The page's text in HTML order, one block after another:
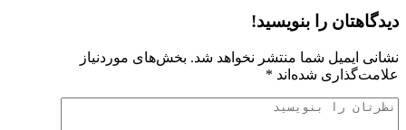
دیدگاهتان را بنویسید!
نشانی ایمیل شما منتشر نخواهد شد. بخش‌های موردنیاز
علامت‌گذاری شده‌اند *